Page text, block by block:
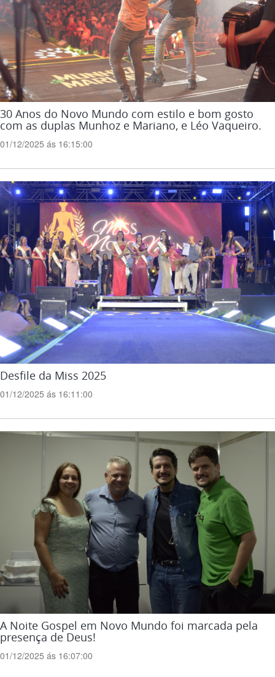
30 Anos do Novo Mundo com estilo e bom gosto
com as duplas Munhoz e Mariano, e Léo Vaqueiro.
01/12/2025 ás 16:15:00
Desfile da Miss 2025
01/12/2025 ás 16:11:00
A Noite Gospel em Novo Mundo foi marcada pela
presença de Deus!
01/12/2025 ás 16:07:00